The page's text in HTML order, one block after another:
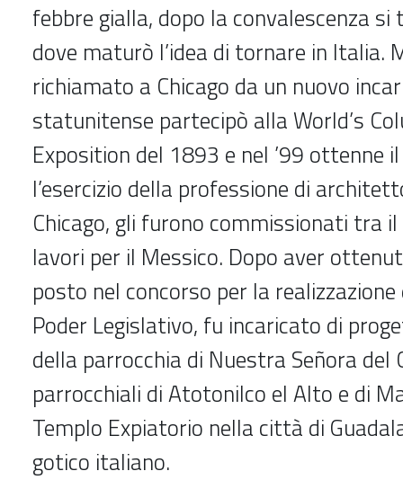
febbre gialla, dopo la convalescenza si
dove maturò l’idea di tornare in Italia.
richiamato a Chicago da un nuovo
statunitense partecipò alla World’s
Exposition del 1893 e nel ’99 ottenne
l’esercizio della professione di
Chicago, gli furono commissionati tra il
lavori per il Messico. Dopo aver
posto nel concorso per la
Poder Legislativo, fu incaricato di
della parrocchia di Nuestra Señora del
parrocchiali di Atotonilco el Alto e di
Templo Expiatorio nella città di
gotico italiano.